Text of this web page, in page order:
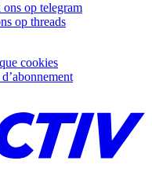
ons op telegram
op threads
cookies